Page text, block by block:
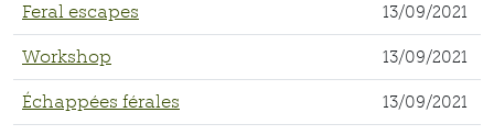
Feral escapes 13/09/2021
Workshop 13/09/2021
Échappées férales 13/09/2021